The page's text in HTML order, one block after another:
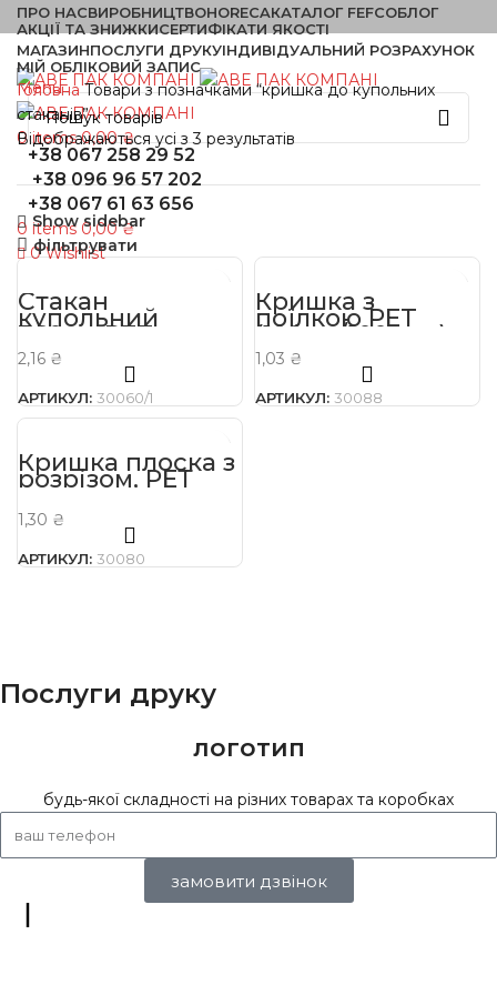
ПРО НАСВИРОБНИЦТВОHORECAКАТАЛОГ FEFCOБЛОГ
АКЦІЇ ТА ЗНИЖКИСЕРТИФІКАТИ ЯКОСТІ
МАГАЗИНПОСЛУГИ ДРУКУІНДИВІДУАЛЬНИЙ РОЗРАХУНОК
МІЙ ОБЛІКОВИЙ ЗАПИС
Menu
0items 0,00₴
+38 067 258 29 52
+38 096 96 57 202
+38 067 61 63 656
0 items 0,00₴
0Wishlist
ГоловнаТовари з позначками “кришка до купольних
стаканів”
Відображаються усі з 3 результатів
Show sidebar
фільтрувати
Стакан
купольний
360мл PET
(50шт/1000шт)
2,16 ₴
АРТИКУЛ: 30060/1
Кришка з
поїлкою PET
(100шт/1000шт)
1,03 ₴
АРТИКУЛ: 30088
Кришка плоска з
розрізом, РЕТ
1,30 ₴
АРТИКУЛ: 30080
Послуги друку
логотип
будь-якої складності на різних товарах та коробках
замовити дзвінок